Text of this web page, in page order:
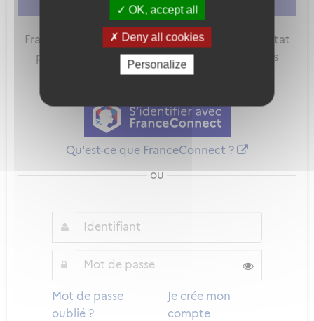
OK, accept all
Deny all cookies
Personalize
FranceConnect est la solution proposée par l'Etat
pour sécuriser et simplifier la connexion à vos
services en ligne.
Qu'est-ce que FranceConnect ?
ou
Mot de passe
oublié ?
Je crée mon
compte